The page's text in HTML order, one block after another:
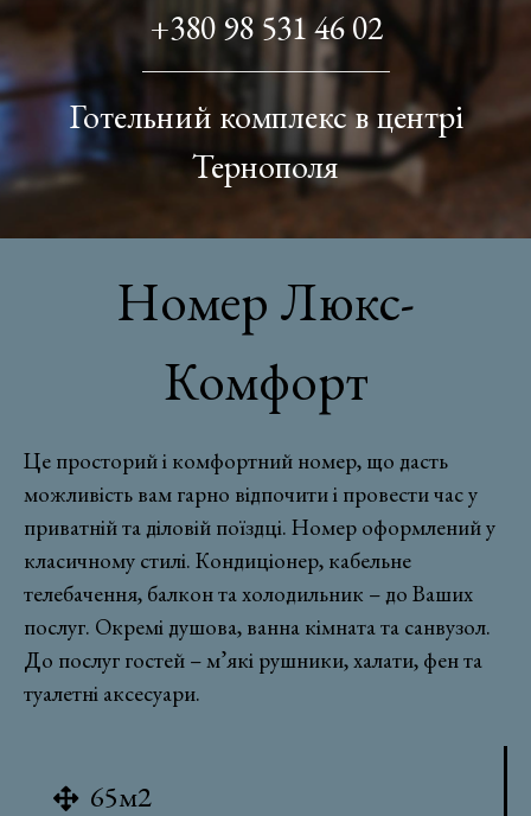
+380 98 531 46 02
Готельний комплекс в центрі
Тернополя
Номер Люкс-
Комфорт
Це просторий і комфортний номер, що дасть
можливість вам гарно відпочити і провести час у
приватній та діловій поїздці. Номер оформлений у
класичному стилі. Кондиціонер, кабельне
телебачення, балкон та холодильник – до Ваших
послуг. Окремі душова, ванна кімната та санвузол.
До послуг гостей – м’які рушники, халати, фен та
туалетні аксесуари.
65м2